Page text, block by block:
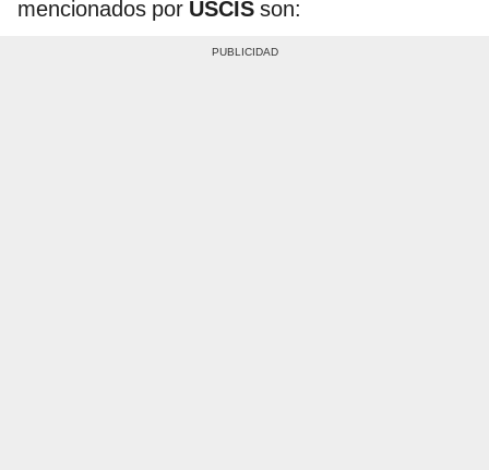
mencionados por USCIS son: